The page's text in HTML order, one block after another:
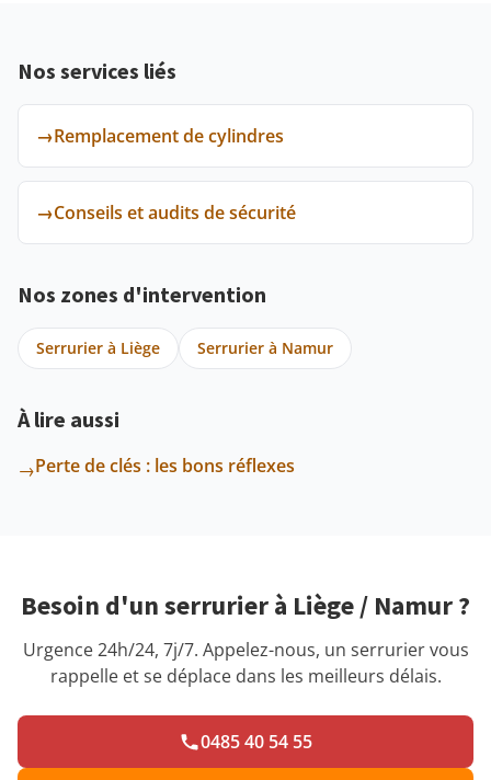
Nos services liés
→Remplacement de cylindres
→Conseils et audits de sécurité
Nos zones d'intervention
Serrurier à Liège Serrurier à Namur
À lire aussi
→Perte de clés : les bons réflexes
Besoin d'un serrurier à Liège / Namur ?
Urgence 24h/24, 7j/7. Appelez-nous, un serrurier vous
rappelle et se déplace dans les meilleurs délais.
0485 40 54 55